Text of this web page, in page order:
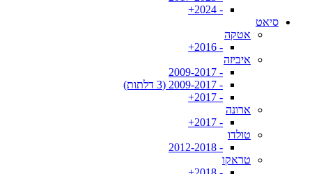
- 2024+
סיאט
אטקה
- 2016+
איביזה
- 2009-2017
- 2009-2017 (3 דלתות)
- 2017+
ארונה
- 2017+
טולדו
- 2012-2018
טראקו